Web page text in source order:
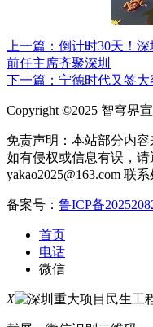
上一篇：倒计时30天！
前任主席齐聚深圳
下一篇：宁德时代又签大
Copyright ©2025 智穹界
免责声明：本站部分内容
如有侵权或信息有误，请
yakao2025@163.com 联系
备案号： 鲁ICP备
首页
电话
微信
X